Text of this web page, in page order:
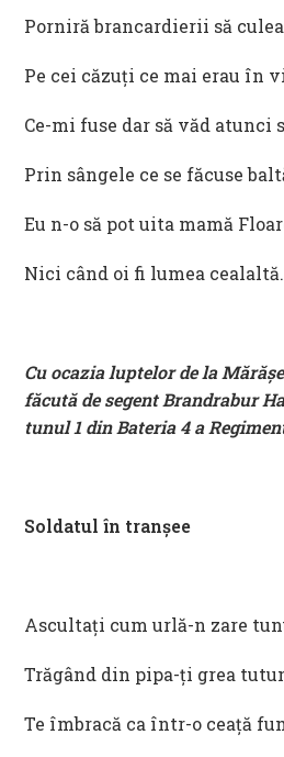
Porniră brancardierii să
Pe cei căzuți ce mai erau în
Ce-mi fuse dar să văd atunci
Prin sângele ce se făcuse
Eu n-o să pot uita mamă
Nici când oi fi lumea cealaltă.
Cu ocazia luptelor de la
făcută de segent Brandrabur
tunul 1 din Bateria 4 a
Soldatul în tranșee
Ascultați cum urlă-n zare
Trăgând din pipa-ți grea
Te îmbracă ca într-o ceață